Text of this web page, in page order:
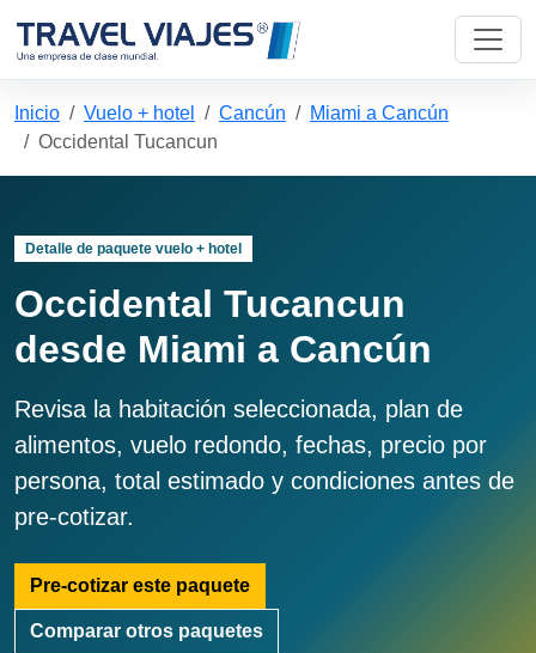
Inicio Vuelo + hotel Cancún
Miami a Cancún
Occidental Tucancun
Detalle de paquete vuelo + hotel
Occidental Tucancun
desde Miami a Cancún
Revisa la habitación seleccionada, plan de
alimentos, vuelo redondo, fechas, precio por
persona, total estimado y condiciones antes de
pre-cotizar.
Pre-cotizar este paquete
Comparar otros paquetes